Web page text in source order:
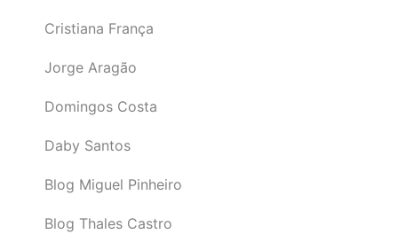
Cristiana França
Jorge Aragão
Domingos Costa
Daby Santos
Blog Miguel Pinheiro
Blog Thales Castro